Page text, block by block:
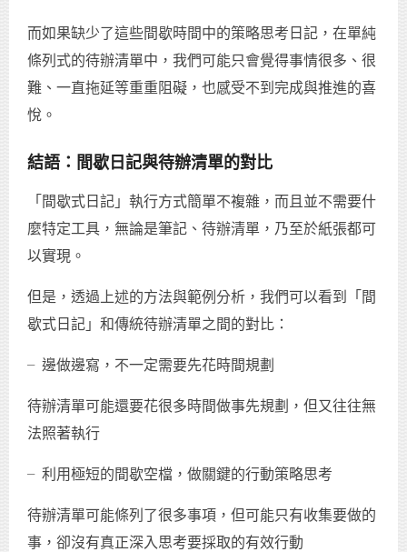
而如果缺少了這些間歇時間中的策略思考日記，在單純
條列式的待辦清單中，我們可能只會覺得事情很多、很
難、一直拖延等重重阻礙，也感受不到完成與推進的喜
悅。
結語：間歇日記與待辦清單的對比
「間歇式日記」執行方式簡單不複雜，而且並不需要什
麼特定工具，無論是筆記、待辦清單，乃至於紙張都可
以實現。
但是，透過上述的方法與範例分析，我們可以看到「間
歇式日記」和傳統待辦清單之間的對比：
╴邊做邊寫，不一定需要先花時間規劃
待辦清單可能還要花很多時間做事先規劃，但又往往無
法照著執行
╴利用極短的間歇空檔，做關鍵的行動策略思考
待辦清單可能條列了很多事項，但可能只有收集要做的
事，卻沒有真正深入思考要採取的有效行動